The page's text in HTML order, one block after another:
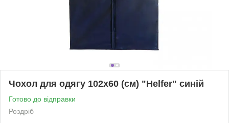
Чохол для одягу 102х60 (см) "Helfer" синій
Готово до відправки
Роздріб